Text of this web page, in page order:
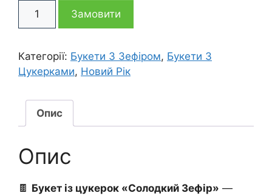
2
095 грн
695 грн
Букет
Солодкий
Зефір
Замовити
Категорії: Букети З Зефіром, Букети З
Цукерками, Новий Рік
Опис
Опис
🍫 Букет із цукерок «Солодкий Зефір» —